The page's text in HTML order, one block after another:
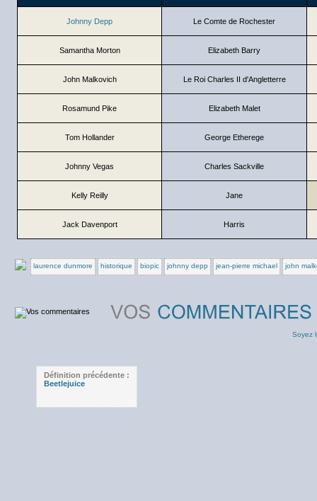
Johnny Depp Le Comte de Rochester
Samantha Morton Elizabeth Barry
John Malkovich Le Roi Charles II d'Angletterre
Rosamund Pike Elizabeth Malet
Tom Hollander George Etherege
Johnny Vegas Charles Sackville
Kelly Reilly Jane
Jack Davenport Harris
laurence dunmore historique biopic johnny depp jean-pierre michael john
Soyez
Définition précédente :
Beetlejuice